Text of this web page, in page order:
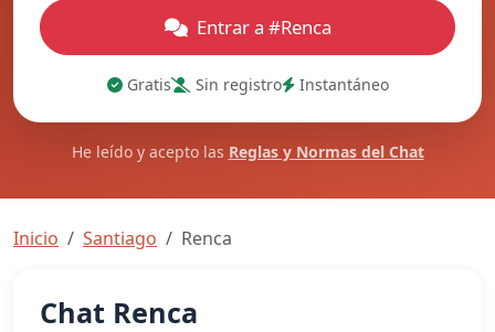
Entrar a #Renca
Gratis Sin registro Instantáneo
He leído y acepto las Reglas y Normas del Chat
Inicio Santiago Renca
Chat Renca